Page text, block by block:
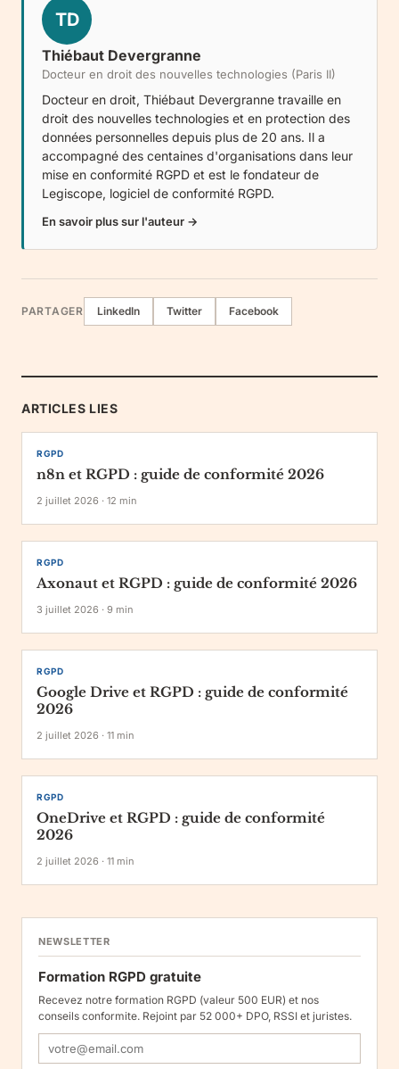
TD
Thiébaut Devergranne
Docteur en droit des nouvelles technologies (Paris II)
Docteur en droit, Thiébaut Devergranne travaille en
droit des nouvelles technologies et en protection des
données personnelles depuis plus de 20 ans. Il a
accompagné des centaines d'organisations dans leur
mise en conformité RGPD et est le fondateur de
Legiscope, logiciel de conformité RGPD.
En savoir plus sur l'auteur →
PARTAGER LinkedIn Twitter Facebook
ARTICLES LIES
RGPD
n8n et RGPD : guide de conformité 2026
2 juillet 2026 · 12 min
RGPD
Axonaut et RGPD : guide de conformité 2026
3 juillet 2026 · 9 min
RGPD
Google Drive et RGPD : guide de conformité
2026
2 juillet 2026 · 11 min
RGPD
OneDrive et RGPD : guide de conformité
2026
2 juillet 2026 · 11 min
NEWSLETTER
Formation RGPD gratuite
Recevez notre formation RGPD (valeur 500 EUR) et nos
conseils conformite. Rejoint par 52 000+ DPO, RSSI et juristes.